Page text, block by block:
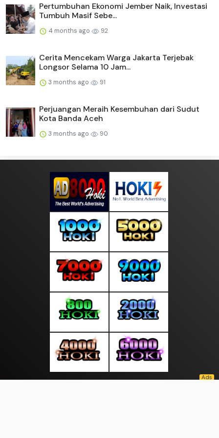
Pertumbuhan Ekonomi Jember Naik, Investasi
Tumbuh Masif Sebe...
4 months ago 92
Cerita Mencekam Warga Jakarta Terjebak
Longsor Selama 10 Jam...
3 months ago 91
Perjuangan Meraih Kesembuhan dari Sudut
Kota Banda Aceh
3 months ago 90